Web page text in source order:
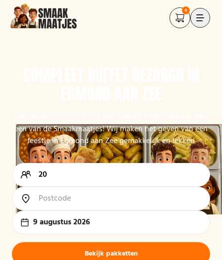
0
een van de Smaakmaatjes! Wij maken het geven van een
feestje in Egmond aan Zee gemakkelijk en lekker!
9 augustus 2026
Bekijk pakketten